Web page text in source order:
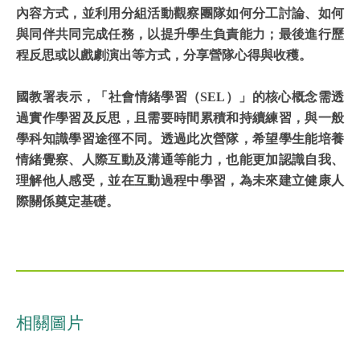
內容方式，並利用分組活動觀察團隊如何分工討論、如何
與同伴共同完成任務，以提升學生負責能力；最後進行歷
程反思或以戲劇演出等方式，分享營隊心得與收穫。
國教署表示，「社會情緒學習（SEL）」的核心概念需透
過實作學習及反思，且需要時間累積和持續練習，與一般
學科知識學習途徑不同。透過此次營隊，希望學生能培養
情緒覺察、人際互動及溝通等能力，也能更加認識自我、
理解他人感受，並在互動過程中學習，為未來建立健康人
際關係奠定基礎。
相關圖片